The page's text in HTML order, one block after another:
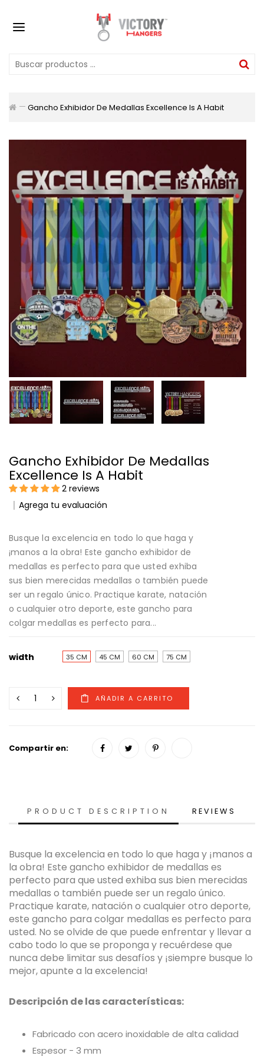
Gancho Exhibidor De Medallas Excellence Is A Habit
Gancho Exhibidor De Medallas
Excellence Is A Habit
2 reviews
Agrega tu evaluación
Busque la excelencia en todo lo que haga y
¡manos a la obra! Este gancho exhibidor de
medallas es perfecto para que usted exhiba
sus bien merecidas medallas o también puede
ser un regalo único. Practique karate, natación
o cualquier otro deporte, este gancho para
colgar medallas es perfecto para...
width 35 CM 45 CM 60 CM 75 CM
Compartir en:
PRODUCT DESCRIPTION REVIEWS
Busque la excelencia en todo lo que haga y ¡manos a
la obra! Este gancho exhibidor de medallas es
perfecto para que usted exhiba sus bien merecidas
medallas o también puede ser un regalo único.
Practique karate, natación o cualquier otro deporte,
este gancho para colgar medallas es perfecto para
usted. No se olvide de que puede enfrentar y llevar a
cabo todo lo que se proponga y recuérdese que
nunca debe limitar sus desafíos y ¡siempre busque lo
mejor, apunte a la excelencia!
Descripción de las características:
Fabricado con acero inoxidable de alta calidad
Espesor - 3 mm